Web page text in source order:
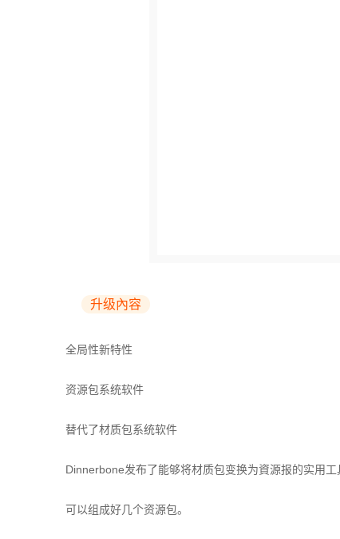
升级內容
全局性新特性
资源包系统软件
替代了材质包系统软件
Dinnerbone发布了能够将材质包变换为資源报的实用工
可以组成好几个资源包。